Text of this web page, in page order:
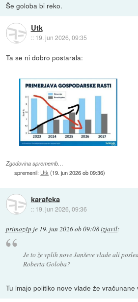
Še goloba bi reko.
Utk
:: 19. jun 2026, 09:35
Ta se ni dobro postarala:
Zgodovina sprememb…
spremenil: Utk (19. jun 2026 ob 09:36)
karafeka
:: 19. jun 2026, 09:36
primoz4p je 19. jun 2026 ob 09:08izjavil:
Je to že vplih nove Janševe vlade ali
Roberta Goloba?
Tu imajo politiko nove vlade že vračunane